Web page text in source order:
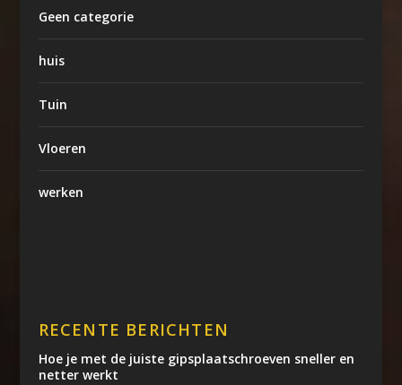
Geen categorie
huis
Tuin
Vloeren
werken
RECENTE BERICHTEN
Hoe je met de juiste gipsplaatschroeven sneller en
netter werkt